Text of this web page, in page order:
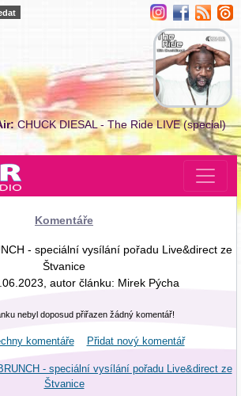
CHUCK DIESAL - The Ride LIVE (special)
Komentáře
- speciální vysílání pořadu Live&direct ze
Štvanice
autor článku: Mirek Pýcha
nebyl doposud přiřazen žádný komentář!
komentáře Přidat nový komentář
- speciální vysílání pořadu Live&direct ze
Štvanice